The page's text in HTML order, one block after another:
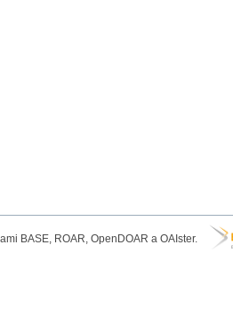
BASE, ROAR, OpenDOAR a OAIster.